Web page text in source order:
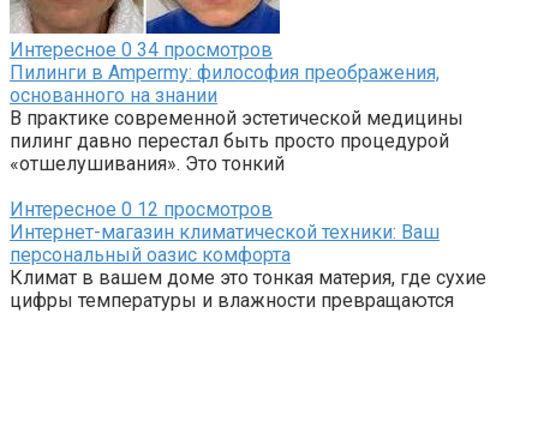
Интересное 0 34 просмотров
Пилинги в Ampermy: философия преображения,
основанного на знании
В практике современной эстетической медицины
пилинг давно перестал быть просто процедурой
«отшелушивания». Это тонкий
Интересное 0 12 просмотров
Интернет-магазин климатической техники: Ваш
персональный оазис комфорта
Климат в вашем доме это тонкая материя, где сухие
цифры температуры и влажности превращаются